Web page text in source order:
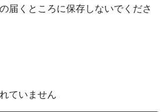
届くところに保存しないでくださ
ていません